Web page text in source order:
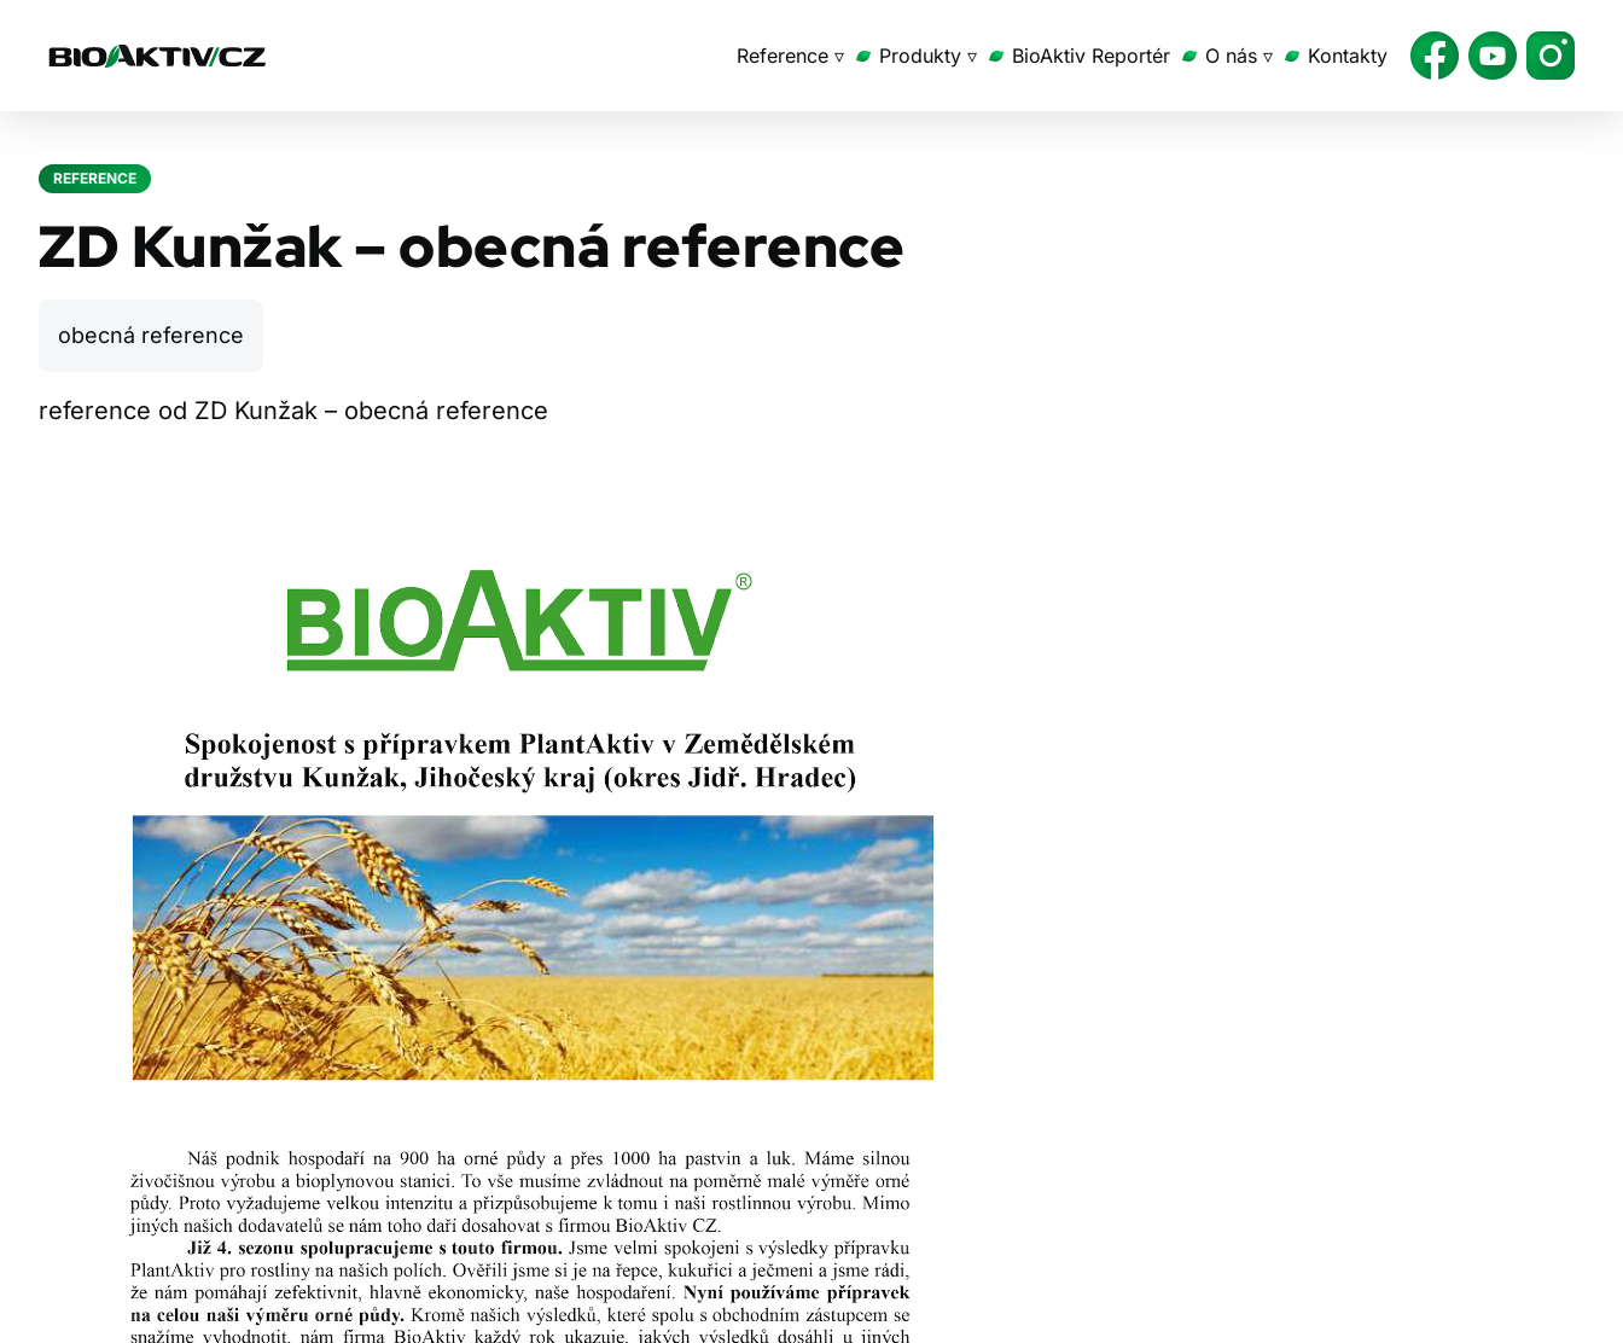
Reference ▿ Produkty ▿ BioAktiv Reportér O nás ▿ Kontakty
REFERENCE
ZD Kunžak – obecná reference
obecná reference
reference od ZD Kunžak – obecná reference